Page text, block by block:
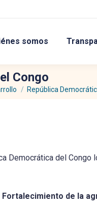
somos
Congo
República
Democrática del
Fortalecimiento de la